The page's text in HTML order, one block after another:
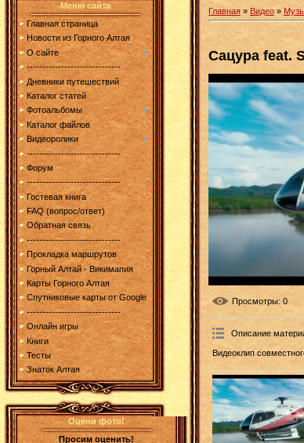
Меню сайта
Главная страница
Новости из Горного Алтая
О сайте
------------------------------
Дневники путешествий
Каталог статей
Фотоальбомы
Каталог файлов
Видеоролики
------------------------------
Форум
------------------------------
Гостевая книга
FAQ (вопрос/ответ)
Обратная связь
------------------------------
Прокладка маршрутов
Горный Алтай - Викимапия
Карты Горного Алтая
Спутниковые карты от Google
------------------------------
Онлайн игры
Книги
Тесты
Знаток Алтая
Оцени фото!
Просим оценить!
Главная » Видео»
Сацура feat.
Просмотры: 0
Описание
Видеоклип